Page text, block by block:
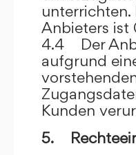
unterrichten.
Anbieters ist
4.4 Der
aufgrund
Kunden
5.